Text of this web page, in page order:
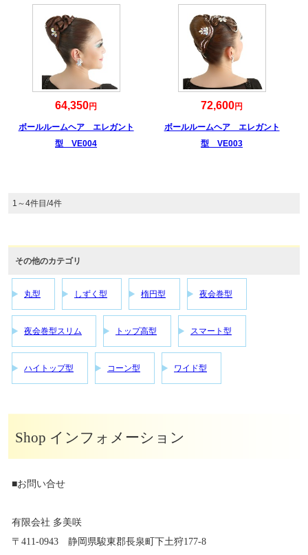
64,350円
ボールルームヘア エレガント
型 VE004
72,600円
ボールルームヘア エレガント
型 VE003
1～4件目/4件
その他のカテゴリ
丸型 しずく型 楕円型 夜会巻型
夜会巻型スリム トップ高型 スマート型
ハイトップ型 コーン型 ワイド型
Shop インフォメーション
■お問い合せ
有限会社 多美咲
〒411-0943 静岡県駿東郡長泉町下土狩177-8